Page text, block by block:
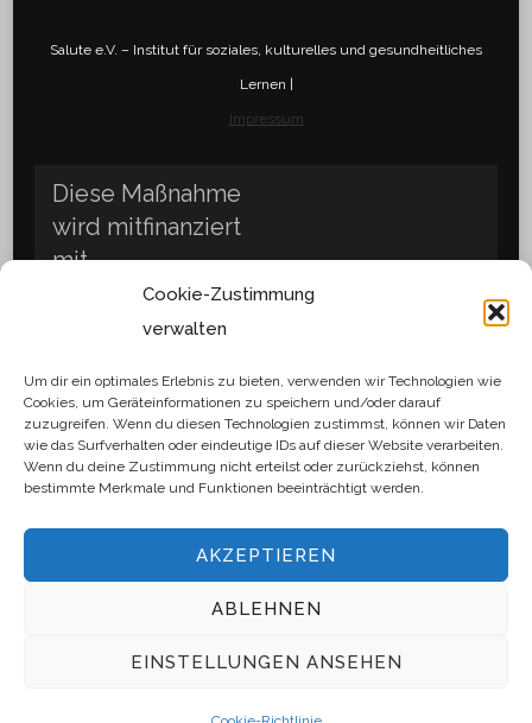
Cookie-Zustimmung
verwalten
Um dir ein optimales Erlebnis zu bieten, verwenden wir Technologien wie
Cookies, um Geräteinformationen zu speichern und/oder darauf
zuzugreifen. Wenn du diesen Technologien zustimmst, können wir Daten
wie das Surfverhalten oder eindeutige IDs auf dieser Website verarbeiten.
Wenn du deine Zustimmung nicht erteilst oder zurückziehst, können
bestimmte Merkmale und Funktionen beeinträchtigt werden.
AKZEPTIEREN
ABLEHNEN
EINSTELLUNGEN ANSEHEN
Salute e.V. – Institut für soziales, kulturelles und gesundheitliches
Lernen |
Impressum
Diese Maßnahme
wird mitfinanziert
mit
Steuermitteln
des vom
Landtag
beschlossenen
Haushaltes.
© Copyright 2026LAMARA
Blossom Themes. Präsentiert vonWordPress